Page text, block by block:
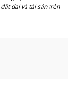
đất đai và tài sản trên